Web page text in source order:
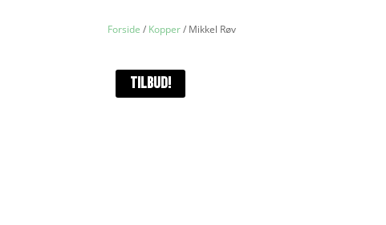
Forside / Kopper/ Mikkel Røv
TILBUD!